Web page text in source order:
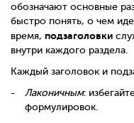
обозначают основные
быстро понять, о чем
время, подзаголовки
внутри каждого раздела.
Каждый заголовок и
Лаконичным:
формулировок.